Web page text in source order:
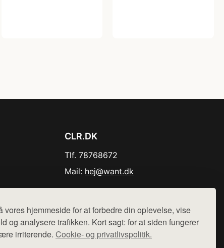
vores hjemmeside for at forbedre din oplevelse, vise
og analysere trafikken. Kort sagt: for at siden fungerer
irriterende. Cookie- og privatlivspolitik.
CLR.DK
Tlf. 78768672
Mail: hej@want.dk